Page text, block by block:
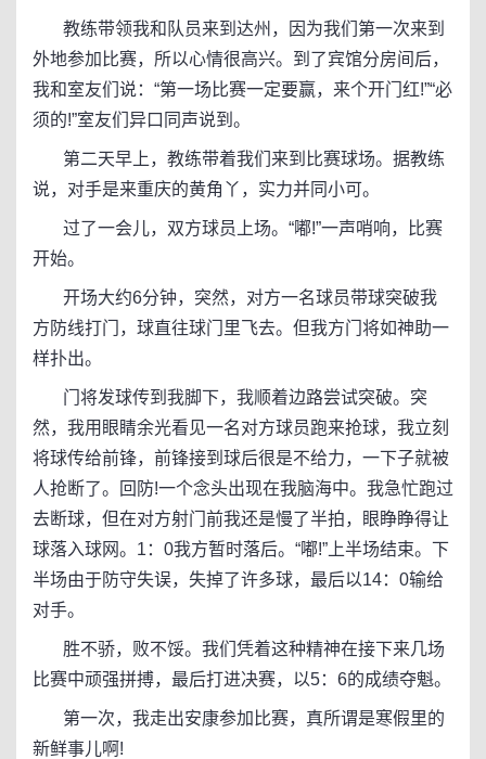
教练带领我和队员来到达州，因为我们第一次来到
外地参加比赛，所以心情很高兴。到了宾馆分房间后，
我和室友们说：“第一场比赛一定要赢，来个开门红!”“必
须的!”室友们异口同声说到。
第二天早上，教练带着我们来到比赛球场。据教练
说，对手是来重庆的黄角丫，实力并同小可。
过了一会儿，双方球员上场。“嘟!”一声哨响，比赛
开始。
开场大约6分钟，突然，对方一名球员带球突破我
方防线打门，球直往球门里飞去。但我方门将如神助一
样扑出。
门将发球传到我脚下，我顺着边路尝试突破。突
然，我用眼睛余光看见一名对方球员跑来抢球，我立刻
将球传给前锋，前锋接到球后很是不给力，一下子就被
人抢断了。回防!一个念头出现在我脑海中。我急忙跑过
去断球，但在对方射门前我还是慢了半拍，眼睁睁得让
球落入球网。1：0我方暂时落后。“嘟!”上半场结束。下
半场由于防守失误，失掉了许多球，最后以14：0输给
对手。
胜不骄，败不馁。我们凭着这种精神在接下来几场
比赛中顽强拼搏，最后打进决赛，以5：6的成绩夺魁。
第一次，我走出安康参加比赛，真所谓是寒假里的
新鲜事儿啊!